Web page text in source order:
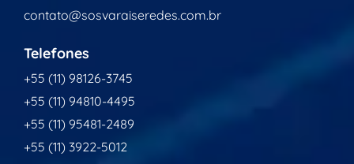
contato@sosvaraiseredes.com.br
Telefones
+55 (11) 98126-3745
+55 (11) 94810-4495
+55 (11) 95481-2489
+55 (11) 3922-5012